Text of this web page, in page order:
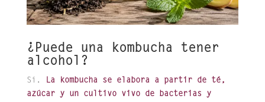
¿Puede una kombucha tener
alcohol?
Sí.
La kombucha se elabora a partir de té,
azúcar y un cultivo vivo de bacterias y